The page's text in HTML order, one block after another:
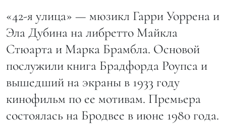
«42-я улица» — мюзикл Гарри Уоррена и
Эла Дубина на либретто Майкла
Стюарта и Марка Брамбла. Основой
послужили книга Брадфорда Роупса и
вышедший на экраны в 1933 году
кинофильм по ее мотивам. Премьера
состоялась на Бродвее в июне 1980 года.